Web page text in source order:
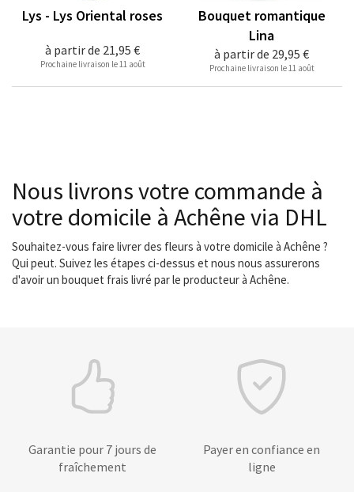
à partir de 21,95 €
Lys - Lys Oriental roses
Prochaine livraison le 11 août
à partir de 29,95 €
Bouquet romantique
Lina
Prochaine livraison le 11 août
Nous livrons votre commande à
votre domicile à Achêne via DHL
Souhaitez-vous faire livrer des fleurs à votre domicile à Achêne ?
Qui peut. Suivez les étapes ci-dessus et nous nous assurerons
d'avoir un bouquet frais livré par le producteur à Achêne.
Garantie pour 7 jours de
fraîchement
Payer en confiance en
ligne